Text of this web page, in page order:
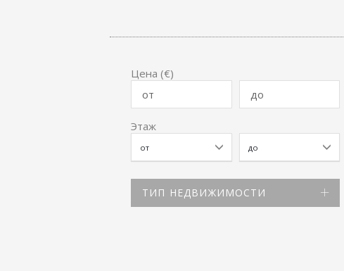
Цена (€)
Этаж
ТИП НЕДВИЖИМОСТИ